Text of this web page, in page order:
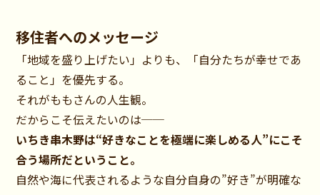
移住者へのメッセージ
「地域を盛り上げたい」よりも、「自分たちが幸せであ
ること」を優先する。
それがももさんの人生観。
だからこそ伝えたいのは──
いちき串木野は“好きなことを極端に楽しめる人”にこそ
合う場所だということ。
自然や海に代表されるような自分自身の”好き”が明確な